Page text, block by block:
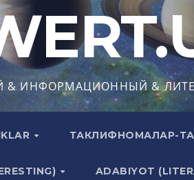
& ИНФОРМАЦИОННЫЙ &
ТАКЛИФНОМАЛАР-
ADABIYOT